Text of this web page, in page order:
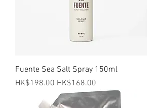
Fuente Sea Salt Spray 150ml
一般價格
HK$198.00 促銷價格
HK$168.00